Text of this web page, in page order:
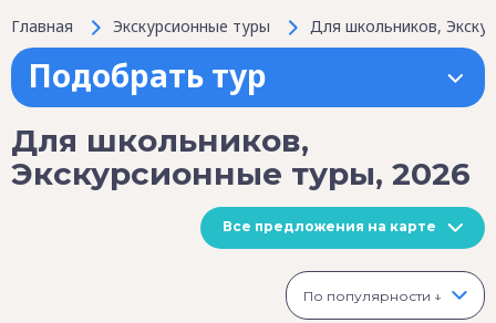
Главная
Экскурсионные туры Для школьников,
Подобрать тур
Для школьников,
Экскурсионные туры, 2026
Все предложения на карте
По популярности ↓